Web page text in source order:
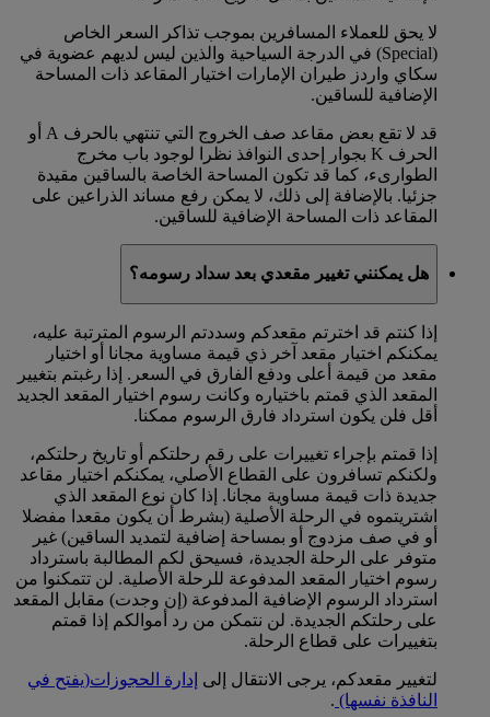
لا يحق للعملاء المسافرين بموجب تذاكر السعر الخاص
(Special) في الدرجة السياحية والذين ليس لديهم عضوية في
سكاي واردز طيران الإمارات اختيار المقاعد ذات المساحة
الإضافية للساقين.
قد لا تقع بعض مقاعد صف الخروج التي تنتهي بالحرف A أو
الحرف K بجوار إحدى النوافذ نظرا لوجود باب مخرج
الطوارىء، كما قد تكون المساحة الخاصة بالساقين مقيدة
جزئيا. بالإضافة إلى ذلك، لا يمكن رفع مساند الذراعين على
المقاعد ذات المساحة الإضافية للساقين.
هل يمكنني تغيير مقعدي بعد سداد رسومه؟
إذا كنتم قد اخترتم مقعدكم وسددتم الرسوم المترتبة عليه،
يمكنكم اختيار مقعد آخر ذي قيمة مساوية مجانا أو اختيار
مقعد من قيمة أعلى ودفع الفارق في السعر. إذا رغبتم بتغيير
المقعد الذي قمتم باختياره وكانت رسوم اختيار المقعد الجديد
أقل فلن يكون استرداد فارق الرسوم ممكنا.
إذا قمتم بإجراء تغييرات على رقم رحلتكم أو تاريخ رحلتكم،
ولكنكم تسافرون على القطاع الأصلي، يمكنكم اختيار مقاعد
جديدة ذات قيمة مساوية مجانا. إذا كان نوع المقعد الذي
اشتريتموه في الرحلة الأصلية (بشرط أن يكون مقعدا مفضلا
أو في صف مزدوج أو بمساحة إضافية لتمديد الساقين) غير
متوفر على الرحلة الجديدة، فسيحق لكم المطالبة باسترداد
رسوم اختيار المقعد المدفوعة للرحلة الأصلية. لن تتمكنوا من
استرداد الرسوم الإضافية المدفوعة (إن وجدت) مقابل المقعد
على رحلتكم الجديدة. لن نتمكن من رد أموالكم إذا قمتم
بتغييرات على قطاع الرحلة.
لتغيير مقعدكم، يرجى الانتقال إلى إدارة الحجوزات(يفتح في
النافذة نفسها) .